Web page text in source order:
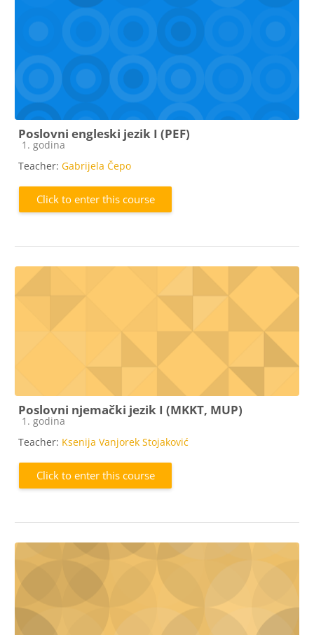
Poslovni engleski jezik I (PEF)
Course category
1. godina
Teacher: Gabrijela Čepo
Click to enter this course
Poslovni njemački jezik I (MKKT, MUP)
Course category
1. godina
Teacher: Ksenija Vanjorek Stojaković
Click to enter this course